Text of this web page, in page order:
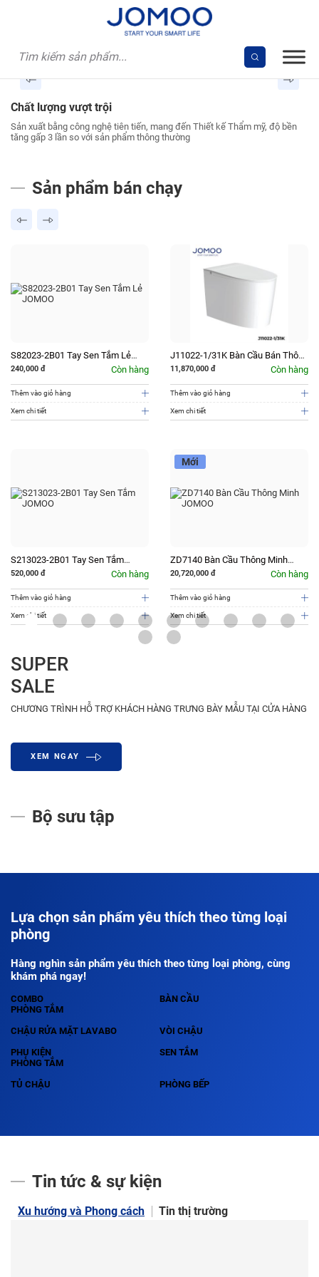
Chất lượng vượt trội
Sản xuất bằng công nghệ tiên tiến, mang đến Thiết kế Thẩm mỹ, độ bền
tăng gấp 3 lần so với sản phẩm thông thường
Sản phẩm bán chạy
S82023-2B01 Tay Sen Tắm Lẻ
JOMOO
240,000 đ Còn hàng
Thêm vào giỏ hàng
Xem chi tiết
S213023-2B01 Tay Sen Tắm
JOMOO
520,000 đ Còn hàng
Thêm vào giỏ hàng
Xem chi tiết
J11022-1/31K Bàn Cầu Bán Thông
Minh JOMOO Dùng PIN
11,870,000 đ Còn hàng
Thêm vào giỏ hàng
Xem chi tiết
Mới
ZD7140 Bàn Cầu Thông Minh
JOMOO
20,720,000 đ Còn hàng
Thêm vào giỏ hàng
Xem chi tiết
SUPER
SALE
CHƯƠNG TRÌNH HỖ TRỢ KHÁCH HÀNG TRƯNG BÀY MẪU TẠI CỬA HÀNG
XEM NGAY
Bộ sưu tập
Lựa chọn sản phẩm yêu thích theo từng loại
phòng
Hàng nghìn sản phẩm yêu thích theo từng loại phòng, cùng
khám phá ngay!
COMBO
PHÒNG TẮM
BÀN CẦU
CHẬU RỬA MẶT LAVABO
VÒI CHẬU
PHỤ KIỆN
PHÒNG TẮM
SEN TẮM
TỦ CHẬU PHÒNG BẾP
Tin tức & sự kiện
Xu hướng và Phong cách Tin thị trường